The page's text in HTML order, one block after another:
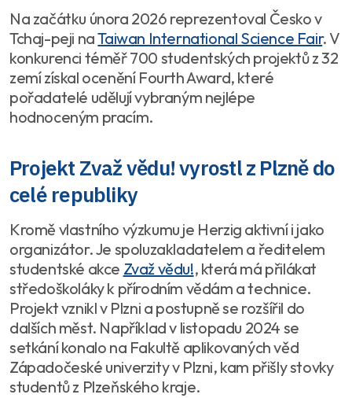
Na začátku února 2026 reprezentoval Česko v
Tchaj-peji naTaiwan International Science Fair. V
konkurenci téměř 700 studentských projektů z 32
zemí získal ocenění Fourth Award, které
pořadatelé udělují vybraným nejlépe
hodnoceným pracím.
Projekt Zvaž vědu! vyrostl z Plzně do
celé republiky
Kromě vlastního výzkumu je Herzig aktivní i jako
organizátor. Je spoluzakladatelem a ředitelem
studentské akce Zvaž vědu!, která má přilákat
středoškoláky k přírodním vědám a technice.
Projekt vznikl v Plzni a postupně se rozšířil do
dalších měst. Například v listopadu 2024 se
setkání konalo na Fakultě aplikovaných věd
Západočeské univerzity v Plzni, kam přišly stovky
studentů z Plzeňského kraje.